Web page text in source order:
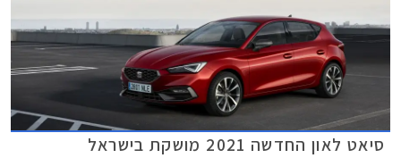
סיאט לאון החדשה 2021 מושקת בישראל